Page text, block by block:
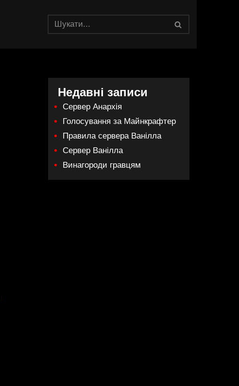
Недавні записи
Сервер Анархія
Голосування за Майнкрафтер
Правила сервера Ванілла
Сервер Ванілла
Винагороди гравцям